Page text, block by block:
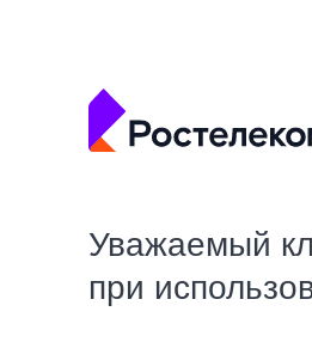
Уважаемый
при